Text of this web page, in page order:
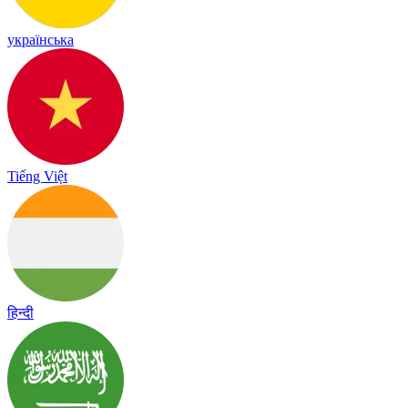
українська
Tiếng Việt
हिन्दी